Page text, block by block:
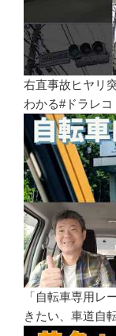
右直事故ヒヤリ
わかる#ドラレコ
「自転車専用レ
きたい、車道自